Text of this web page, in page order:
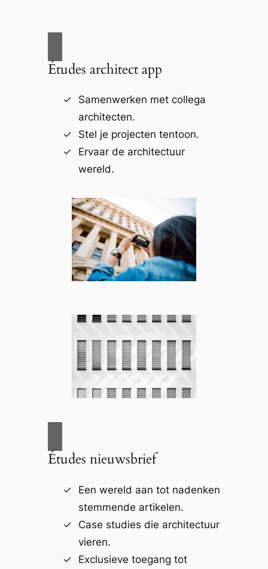
Études architect app
Samenwerken met collega
architecten.
Stel je projecten tentoon.
Ervaar de architectuur
wereld.
Études nieuwsbrief
Een wereld aan tot nadenken
stemmende artikelen.
Case studies die architectuur
vieren.
Exclusieve toegang tot